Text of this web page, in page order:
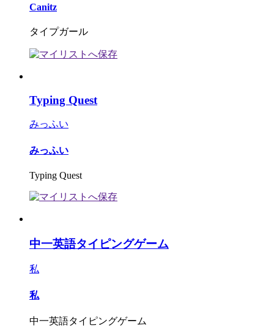
Canitz
タイプガール
Typing Quest
みっふい
みっふい
Typing Quest
中一英語タイピングゲーム
私
私
中一英語タイピングゲーム